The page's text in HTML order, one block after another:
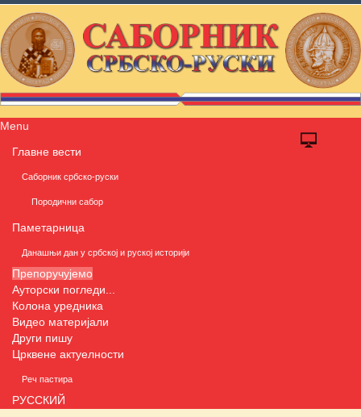
Menu
Главне вести
Саборник србско-руски
Породични сабор
Паметарница
Данашњи дан у србској и руској историји
Препоручујемо
Ауторски погледи...
Колона уредника
Видео материјали
Други пишу
Црквене актуелности
Реч пастира
РУССКИЙ